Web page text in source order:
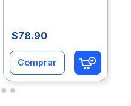
$78.90
Comprar